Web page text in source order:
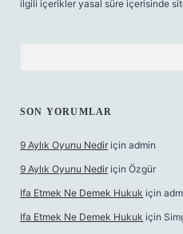
ilgili içerikler yasal süre içerisinde
SON YORUMLAR
9 Aylık Oyunu Nedir için admin
9 Aylık Oyunu Nedir için Özgür
Ifa Etmek Ne Demek Hukuk için
Ifa Etmek Ne Demek Hukuk için